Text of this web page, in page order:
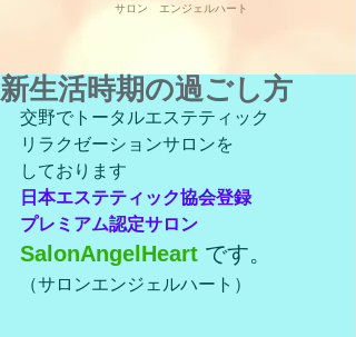
サロン エンジェルハート
新生活時期の過ごし方
交野でトータルエステティック
リラクゼーションサロンを
しております
日本エステティック協会登録
プレミアム認定サロン
SalonAngelHeart です。
（サロンエンジェルハート）